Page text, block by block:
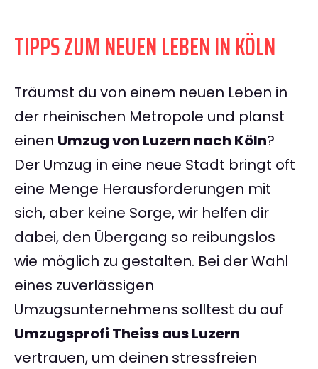
TIPPS ZUM NEUEN LEBEN IN KÖLN
Träumst du von einem neuen Leben in
der rheinischen Metropole und planst
einen Umzug von Luzern nach Köln?
Der Umzug in eine neue Stadt bringt oft
eine Menge Herausforderungen mit
sich, aber keine Sorge, wir helfen dir
dabei, den Übergang so reibungslos
wie möglich zu gestalten. Bei der Wahl
eines zuverlässigen
Umzugsunternehmens solltest du auf
Umzugsprofi Theiss aus Luzern
vertrauen, um deinen stressfreien